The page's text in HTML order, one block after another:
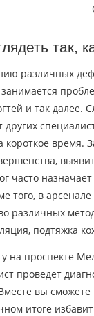
так,
различных
занимается
и так далее.
время.
часто
того, в
различных
подтяжка
на проспекте
проведет
вы
итоге